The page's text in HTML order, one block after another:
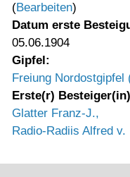
(Bearbeiten)
Datum erste
05.06.1904
Gipfel:
Freiung Nordostgipfel
Erste(r)
Glatter Franz-J.,
Radio-Radiis Alfred v.